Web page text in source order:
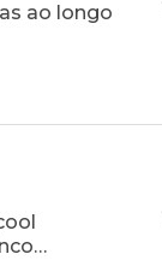
ao longo